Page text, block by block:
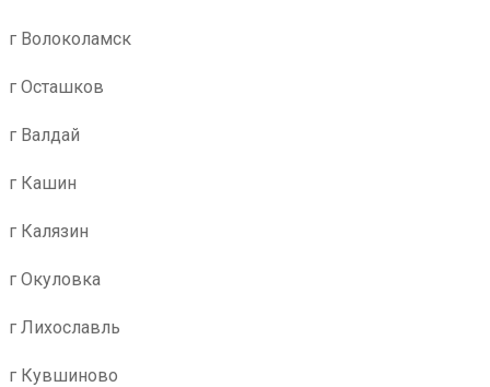
г Волоколамск
г Осташков
г Валдай
г Кашин
г Калязин
г Окуловка
г Лихославль
г Кувшиново